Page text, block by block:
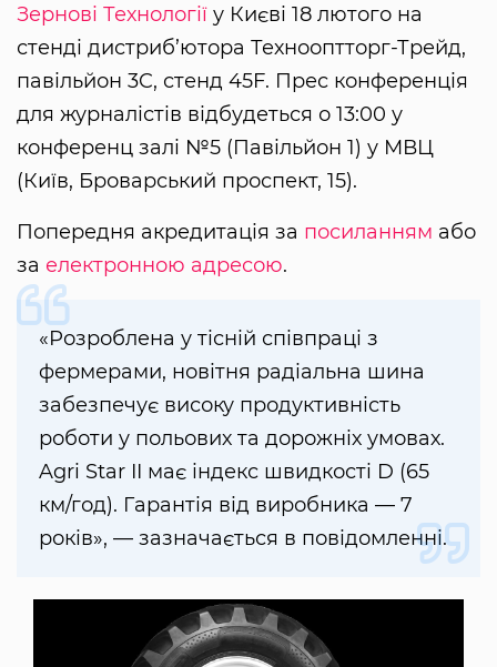
Зернові Технології у Києві 18 лютого на
стенді дистриб’ютора Технооптторг-Трейд,
павільйон 3C, стенд 45F. Прес конференція
для журналістів відбудеться о 13:00 у
конференц залі №5 (Павільйон 1) у МВЦ
(Київ, Броварський проспект, 15).
Попередня акредитація за посиланням або
за електронною адресою.
«Розроблена у тісній співпраці з
фермерами, новітня радіальна шина
забезпечує високу продуктивність
роботи у польових та дорожніх умовах.
Agri Star II має індекс швидкості D (65
км/год). Гарантія від виробника — 7
років», — зазначається в повідомленні.